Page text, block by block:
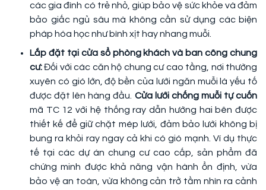
các gia đình có trẻ nhỏ, giúp bảo vệ sức khỏe và đảm
bảo giấc ngủ sâu mà không cần sử dụng các biện
pháp hóa học như bình xịt hay nhang muỗi.
Lắp đặt tại cửa sổ phòng khách và ban công chung
cư:Đối với các căn hộ chung cư cao tầng, nơi thường
xuyên có gió lớn, độ bền của lưới ngăn muỗi là yếu tố
được đặt lên hàng đầu. Cửa lưới chống muỗi tự cuốn
mã TC 12 với hệ thống ray dẫn hướng hai bên được
thiết kế để giữ chặt mép lưới, đảm bảo lưới không bị
bung ra khỏi ray ngay cả khi có gió mạnh. Ví dụ thực
tế tại các dự án chung cư cao cấp, sản phẩm đã
chứng minh được khả năng vận hành ổn định, vừa
bảo vệ an toàn, vừa không cản trở tầm nhìn ra cảnh